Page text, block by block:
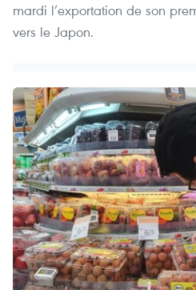
mardi l’exportation de son
vers le Japon.